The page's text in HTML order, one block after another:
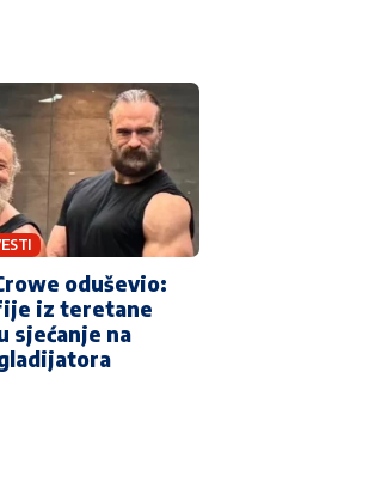
oduševio:
iz teretane
sjećanje na